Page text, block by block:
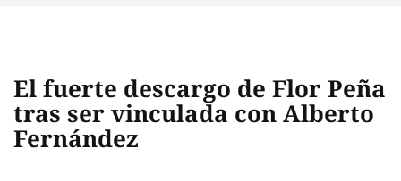
El fuerte descargo de Flor Peña
tras ser vinculada con Alberto
Fernández